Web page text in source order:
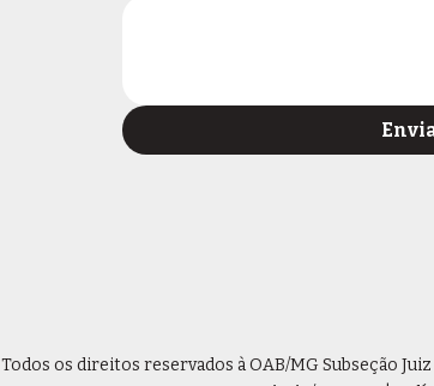
Todos os direitos reservados à OAB/MG Subseção